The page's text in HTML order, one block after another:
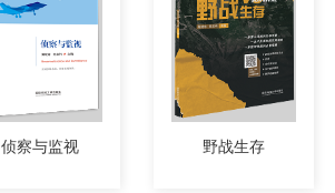
侦察与监视 野战生存